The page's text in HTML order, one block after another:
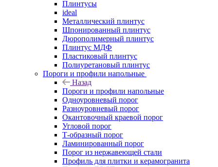
Плинтусы
ideal
Металлический плинтус
Шпонированный плинтус
Дюрополимерный плинтус
Плинтус МДФ
Пластиковый плинтус
Полиуретановый плинтус
Пороги и профили напольные
Назад
Пороги и профили напольные
Одноуровневый порог
Разноуровневый порог
Окантовочный краевой порог
Угловой порог
Т-образный порог
Ламинированный порог
Порог из нержавеющей стали
Профиль для плитки и керамогранита